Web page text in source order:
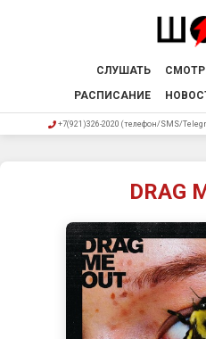
СЛУШАТЬ
РАСПИСАНИЕ
+7(921)326-2020 (телефон/SMS/
DRAG